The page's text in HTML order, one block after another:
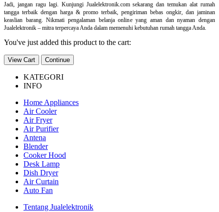
Jadi, jangan ragu lagi. Kunjungi Jualelektronik.com sekarang dan temukan alat rumah
tangga terbaik dengan harga & promo terbaik, pengiriman bebas ongkir, dan jaminan
keaslian barang. Nikmati pengalaman belanja online yang aman dan nyaman dengan
Jualelektronik – mitra terpercaya Anda dalam memenuhi kebutuhan rumah tangga Anda.
You've just added this product to the cart:
View Cart Continue
KATEGORI
INFO
Home Appliances
Air Cooler
Air Fryer
Air Purifier
Antena
Blender
Cooker Hood
Desk Lamp
Dish Dryer
Air Curtain
Auto Fan
Tentang Jualelektronik